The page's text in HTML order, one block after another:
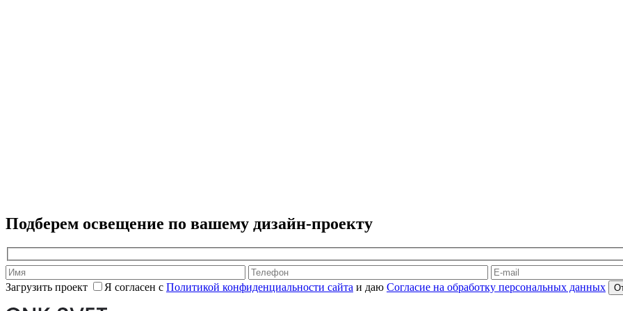
Подберем освещение по вашему дизайн-проекту
Загрузить проект Я согласен с Политикой конфиденциальности сайта и даю Согласие на обработку персональных данных